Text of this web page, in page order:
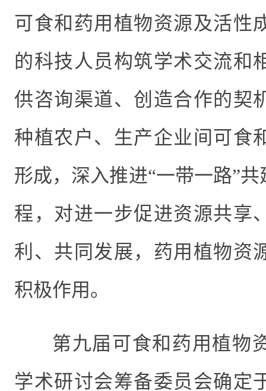
可食和药用植物资源及活性
的科技人员构筑学术交流和
供咨询渠道、创造合作的契
种植农户、生产企业间可食
形成，深入推进“一带一路”
程，对进一步促进资源共享
利、共同发展，药用植物资
积极作用。
第九届可食和药用植物
学术研讨会筹备委员会确定